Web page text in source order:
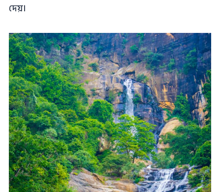
দেয়।